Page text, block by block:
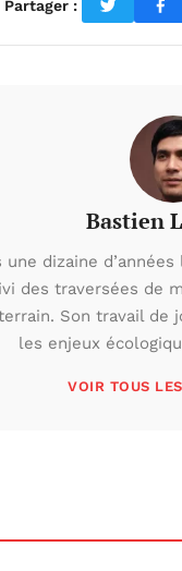
Partager :
Bastien
dizaine
des traversées de
Son travail de
les enjeux
VOIR TOUS